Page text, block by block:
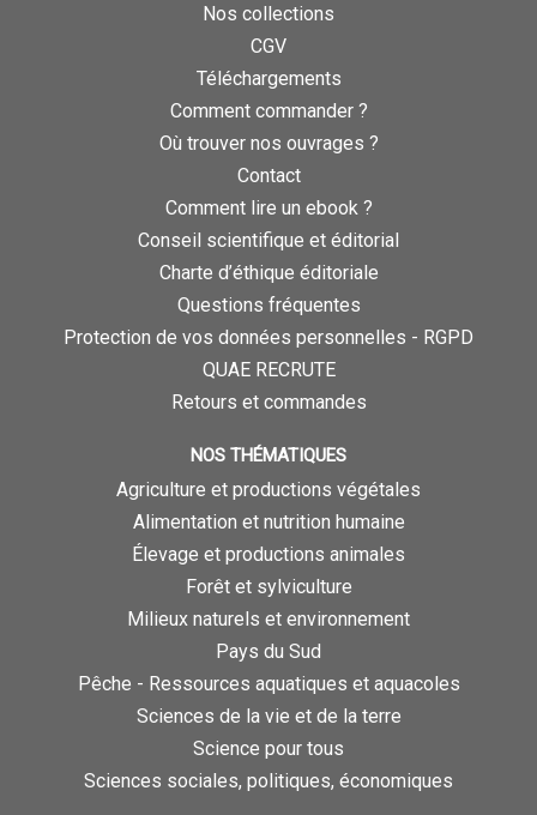
Nos collections
CGV
Téléchargements
Comment commander ?
Où trouver nos ouvrages ?
Contact
Comment lire un ebook ?
Conseil scientifique et éditorial
Charte d’éthique éditoriale
Questions fréquentes
Protection de vos données personnelles - RGPD
QUAE RECRUTE
Retours et commandes
NOS THÉMATIQUES
Agriculture et productions végétales
Alimentation et nutrition humaine
Élevage et productions animales
Forêt et sylviculture
Milieux naturels et environnement
Pays du Sud
Pêche - Ressources aquatiques et aquacoles
Sciences de la vie et de la terre
Science pour tous
Sciences sociales, politiques, économiques